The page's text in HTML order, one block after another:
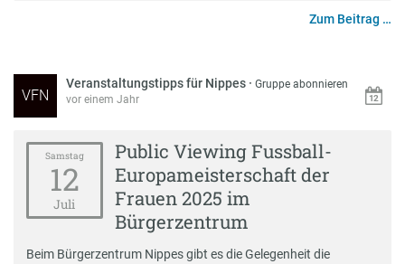
Zum Beitrag …
VFN
Veranstaltungstipps für Nippes ·Gruppe abonnieren
vor einem Jahr
Samstag
12
Juli
Public Viewing Fussball-
Europameisterschaft der
Frauen 2025 im
Bürgerzentrum
Beim Bürgerzentrum Nippes gibt es die Gelegenheit die